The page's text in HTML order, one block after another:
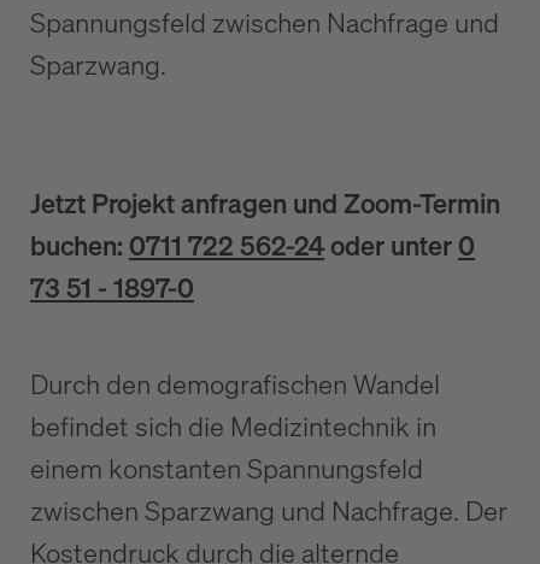
Spannungsfeld zwischen Nachfrage und
Sparzwang.
Jetzt Projekt anfragen und Zoom-Termin
buchen: 0711 722 562-24 oder unter 0
73 51 - 1897-0
Durch den demografischen Wandel
befindet sich die Medizintechnik in
einem konstanten Spannungsfeld
zwischen Sparzwang und Nachfrage. Der
Kostendruck durch die alternde